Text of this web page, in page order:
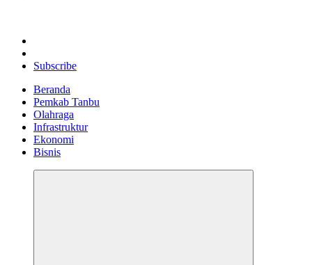
Subscribe
Beranda
Pemkab Tanbu
Olahraga
Infrastruktur
Ekonomi
Bisnis